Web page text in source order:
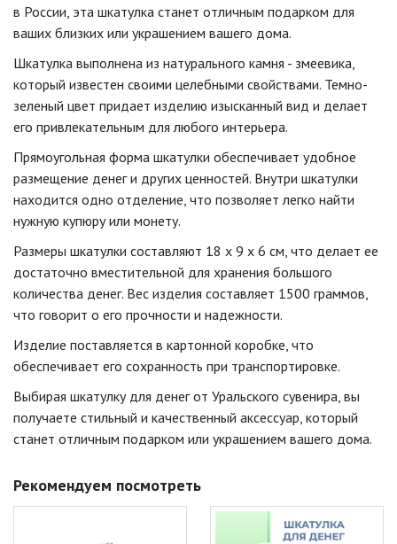
в России, эта шкатулка станет отличным подарком для
ваших близких или украшением вашего дома.
Шкатулка выполнена из натурального камня - змеевика,
который известен своими целебными свойствами. Темно-
зеленый цвет придает изделию изысканный вид и делает
его привлекательным для любого интерьера.
Прямоугольная форма шкатулки обеспечивает удобное
размещение денег и других ценностей. Внутри шкатулки
находится одно отделение, что позволяет легко найти
нужную купюру или монету.
Размеры шкатулки составляют 18 х 9 х 6 см, что делает ее
достаточно вместительной для хранения большого
количества денег. Вес изделия составляет 1500 граммов,
что говорит о его прочности и надежности.
Изделие поставляется в картонной коробке, что
обеспечивает его сохранность при транспортировке.
Выбирая шкатулку для денег от Уральского сувенира, вы
получаете стильный и качественный аксессуар, который
станет отличным подарком или украшением вашего дома.
Рекомендуем посмотреть